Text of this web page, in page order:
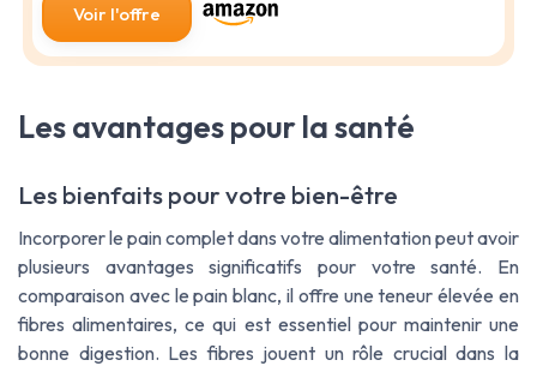
Voir l'offre
Les avantages pour la santé
Les bienfaits pour votre bien-être
Incorporer le pain complet dans votre alimentation peut avoir
plusieurs avantages significatifs pour votre santé. En
comparaison avec le pain blanc, il offre une teneur élevée en
fibres alimentaires, ce qui est essentiel pour maintenir une
bonne digestion. Les fibres jouent un rôle crucial dans la